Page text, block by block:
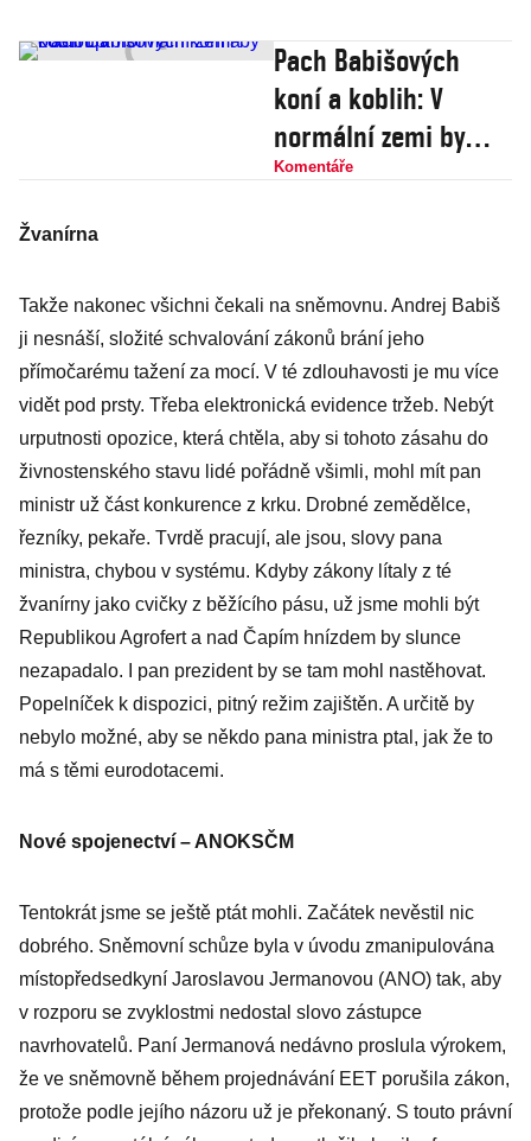
Pach Babišových
koní a koblih: V
normální zemi by
odstoupil
Komentáře
Žvanírna
Takže nakonec všichni čekali na sněmovnu. Andrej Babiš
ji nesnáší, složité schvalování zákonů brání jeho
přímočarému tažení za mocí. V té zdlouhavosti je mu více
vidět pod prsty. Třeba elektronická evidence tržeb. Nebýt
urputnosti opozice, která chtěla, aby si tohoto zásahu do
živnostenského stavu lidé pořádně všimli, mohl mít pan
ministr už část konkurence z krku. Drobné zemědělce,
řezníky, pekaře. Tvrdě pracují, ale jsou, slovy pana
ministra, chybou v systému. Kdyby zákony lítaly z té
žvanírny jako cvičky z běžícího pásu, už jsme mohli být
Republikou Agrofert a nad Čapím hnízdem by slunce
nezapadalo. I pan prezident by se tam mohl nastěhovat.
Popelníček k dispozici, pitný režim zajištěn. A určitě by
nebylo možné, aby se někdo pana ministra ptal, jak že to
má s těmi eurodotacemi.
Nové spojenectví – ANOKSČM
Tentokrát jsme se ještě ptát mohli. Začátek nevěstil nic
dobrého. Sněmovní schůze byla v úvodu zmanipulována
místopředsedkyní Jaroslavou Jermanovou (ANO) tak, aby
v rozporu se zvyklostmi nedostal slovo zástupce
navrhovatelů. Paní Jermanová nedávno proslula výrokem,
že ve sněmovně během projednávání EET porušila zákon,
protože podle jejího názoru už je překonaný. S touto právní